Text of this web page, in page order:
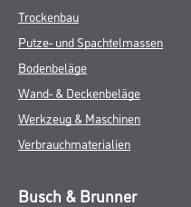
Trockenbau
Putze- und Spachtelmassen
Bodenbeläge
Wand- & Deckenbeläge
Werkzeug & Maschinen
Verbrauchmaterialien
Busch & Brunner